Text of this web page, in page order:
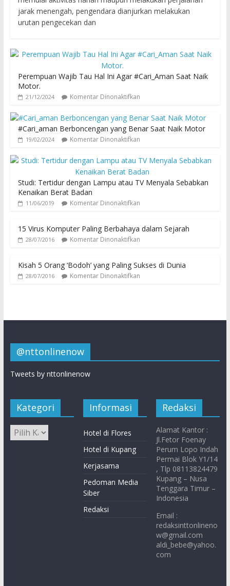
jarak menengah, pengendara dianjurkan melakukan
urutan pengecekan dan
Perempuan Wajib Tau Hal Ini Agar #Cari_Aman Saat Naik
Motor.
21/12/2024 Komentar Dinonaktifkan
#Cari_aman Berboncengan yang Benar Saat Naik Motor
19/02/2024 Komentar Dinonaktifkan
Studi: Tertidur dengan Lampu atau TV Menyala Sebabkan
Kenaikan Berat Badan
11/06/2019 Komentar Dinonaktifkan
15 Virus Komputer Paling Berbahaya dalam Sejarah
28/07/2016 Komentar Dinonaktifkan
Kisah 5 Orang ‘Bodoh’ yang Paling Sukses di Dunia
28/07/2016 Komentar Dinonaktifkan
@nttonlinenow
Tweets by nttonlinenow
Kategori Informasi
Hotel di Flores
Hotel di Kupang
Kerjasama
Pedoman Media
Siber
Redaksi
Redaksi
Alamat Kantor :
Jl.Fetor Foenay
Perum Lopo Indah
Permai Blok Y1/14
, Tlp 08113824479
Kupang – Nusa
Tenggara Timur –
Indonesia
Email :
redaksinttonlineno
w@gmail.com
aldi_bebe@yahoo.
com